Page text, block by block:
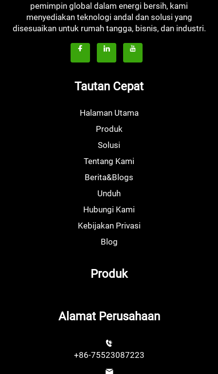
pemimpin global dalam energi bersih, kami
menyediakan teknologi andal dan solusi yang
disesuaikan untuk rumah tangga, bisnis, dan industri.
Tautan Cepat
Halaman Utama
Produk
Solusi
Tentang Kami
Berita&Blogs
Unduh
Hubungi Kami
Kebijakan Privasi
Blog
Produk
Alamat Perusahaan
+86-75523087223